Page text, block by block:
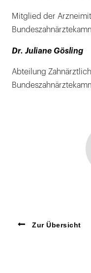
Mitglied der
Dr. Juliane Gösling
Abteilung
Zur Übersicht